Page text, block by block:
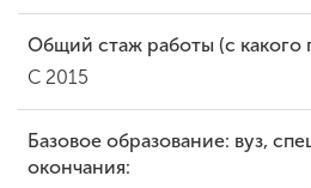
организации
ENG SPN CHI
Общий стаж работы (с какого
С 2015
Базовое образование: вуз,
окончания: